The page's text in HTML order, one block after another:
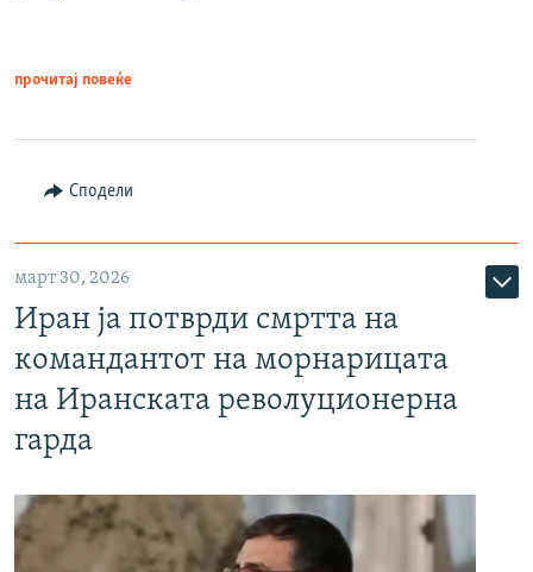
прочитај повеќе
Сподели
март 30, 2026
Иран ја потврди смртта на
командантот на морнарицата
на Иранската револуционерна
гарда